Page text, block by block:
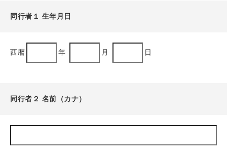
同行者１ 生年月日
西暦 年 月 日
同行者２ 名前（カナ）